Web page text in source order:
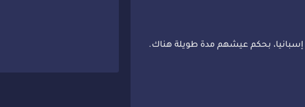
إسبانيا، بحكم عيشهم مدة طويلة هناك.